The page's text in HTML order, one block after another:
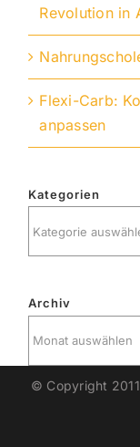
Revolution in
Flexi-Carb:
anpassen
Kategorien
Archiv
© Copyright